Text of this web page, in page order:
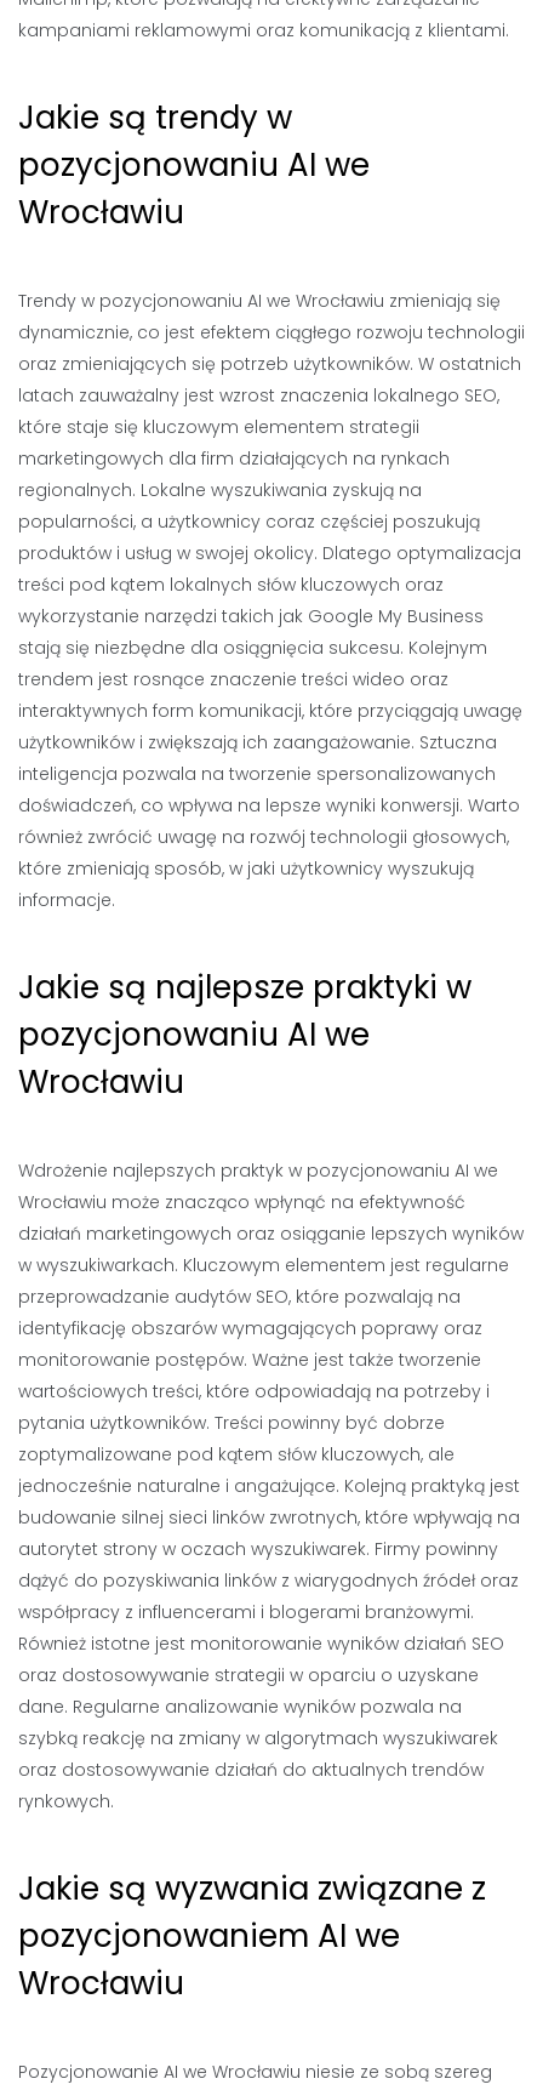
kampaniami reklamowymi oraz komunikacją z klientami.
Jakie są trendy w
pozycjonowaniu AI we
Wrocławiu
Trendy w pozycjonowaniu AI we Wrocławiu zmieniają się
dynamicznie, co jest efektem ciągłego rozwoju technologii
oraz zmieniających się potrzeb użytkowników. W ostatnich
latach zauważalny jest wzrost znaczenia lokalnego SEO,
które staje się kluczowym elementem strategii
marketingowych dla firm działających na rynkach
regionalnych. Lokalne wyszukiwania zyskują na
popularności, a użytkownicy coraz częściej poszukują
produktów i usług w swojej okolicy. Dlatego optymalizacja
treści pod kątem lokalnych słów kluczowych oraz
wykorzystanie narzędzi takich jak Google My Business
stają się niezbędne dla osiągnięcia sukcesu. Kolejnym
trendem jest rosnące znaczenie treści wideo oraz
interaktywnych form komunikacji, które przyciągają uwagę
użytkowników i zwiększają ich zaangażowanie. Sztuczna
inteligencja pozwala na tworzenie spersonalizowanych
doświadczeń, co wpływa na lepsze wyniki konwersji. Warto
również zwrócić uwagę na rozwój technologii głosowych,
które zmieniają sposób, w jaki użytkownicy wyszukują
informacje.
Jakie są najlepsze praktyki w
pozycjonowaniu AI we
Wrocławiu
Wdrożenie najlepszych praktyk w pozycjonowaniu AI we
Wrocławiu może znacząco wpłynąć na efektywność
działań marketingowych oraz osiąganie lepszych wyników
w wyszukiwarkach. Kluczowym elementem jest regularne
przeprowadzanie audytów SEO, które pozwalają na
identyfikację obszarów wymagających poprawy oraz
monitorowanie postępów. Ważne jest także tworzenie
wartościowych treści, które odpowiadają na potrzeby i
pytania użytkowników. Treści powinny być dobrze
zoptymalizowane pod kątem słów kluczowych, ale
jednocześnie naturalne i angażujące. Kolejną praktyką jest
budowanie silnej sieci linków zwrotnych, które wpływają na
autorytet strony w oczach wyszukiwarek. Firmy powinny
dążyć do pozyskiwania linków z wiarygodnych źródeł oraz
współpracy z influencerami i blogerami branżowymi.
Również istotne jest monitorowanie wyników działań SEO
oraz dostosowywanie strategii w oparciu o uzyskane
dane. Regularne analizowanie wyników pozwala na
szybką reakcję na zmiany w algorytmach wyszukiwarek
oraz dostosowywanie działań do aktualnych trendów
rynkowych.
Jakie są wyzwania związane z
pozycjonowaniem AI we
Wrocławiu
Pozycjonowanie AI we Wrocławiu niesie ze sobą szereg